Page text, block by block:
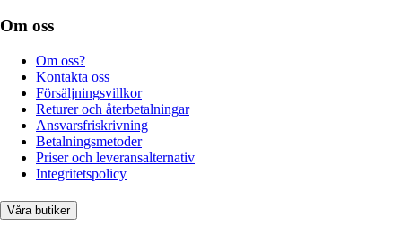
Om oss
Om oss?
Kontakta oss
Försäljningsvillkor
Returer och återbetalningar
Ansvarsfriskrivning
Betalningsmetoder
Priser och leveransalternativ
Integritetspolicy
Våra butiker